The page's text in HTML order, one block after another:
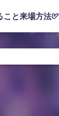
こと来場方法